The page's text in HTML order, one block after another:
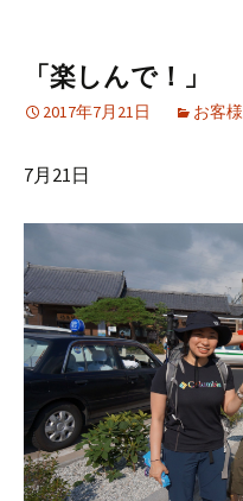
「楽しんで！」
2017年7月21日 お客様
7月21日